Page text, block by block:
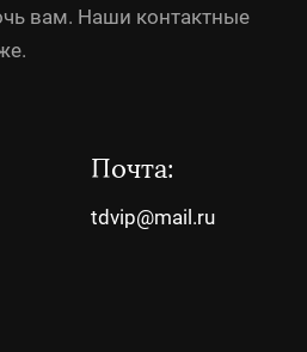
вам. Наши контактные
Почта:
tdvip@mail.ru